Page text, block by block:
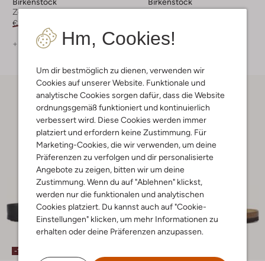
Hm, Cookies!
Um dir bestmöglich zu dienen, verwenden wir
Cookies auf unserer Website. Funktionale und
analytische Cookies sorgen dafür, dass die Website
ordnungsgemäß funktioniert und kontinuierlich
verbessert wird. Diese Cookies werden immer
platziert und erfordern keine Zustimmung. Für
Marketing-Cookies, die wir verwenden, um deine
Präferenzen zu verfolgen und dir personalisierte
Angebote zu zeigen, bitten wir um deine
Zustimmung. Wenn du auf "Ablehnen" klickst,
werden nur die funktionalen und analytischen
Cookies platziert. Du kannst auch auf "Cookie-
Einstellungen" klicken, um mehr Informationen zu
erhalten oder deine Präferenzen anzupassen.
Birkenstock
Zehentrenner
€ 149,99
+ mehr farben
Birkenstock
Zehentrenner
+ mehr farben
-10%